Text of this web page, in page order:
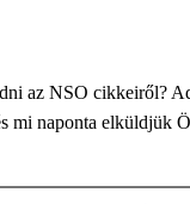
az NSO cikkeiről?
mi naponta elküldjük